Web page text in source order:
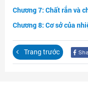
Chương 7: Chất rắn và
Chương 8: Cơ sở của
Trang trước